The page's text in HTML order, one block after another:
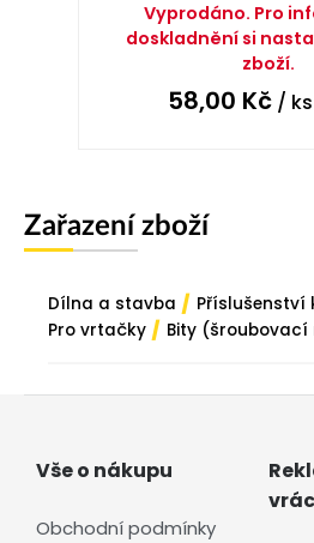
Vyprodáno. Pro
doskladnění si
zboží.
58,00 Kč/ ks
Zařazení zboží
Dílna a stavba / Příslušenství
Pro vrtačky / Bity
Vše o nákupu
Obchodní podmínky